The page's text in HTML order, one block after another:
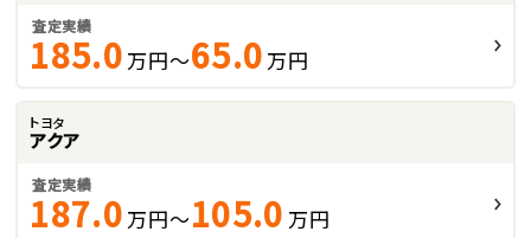
査定実績
185.0 万円～65.0 万円
トヨタ
アクア
査定実績
187.0 万円～105.0 万円